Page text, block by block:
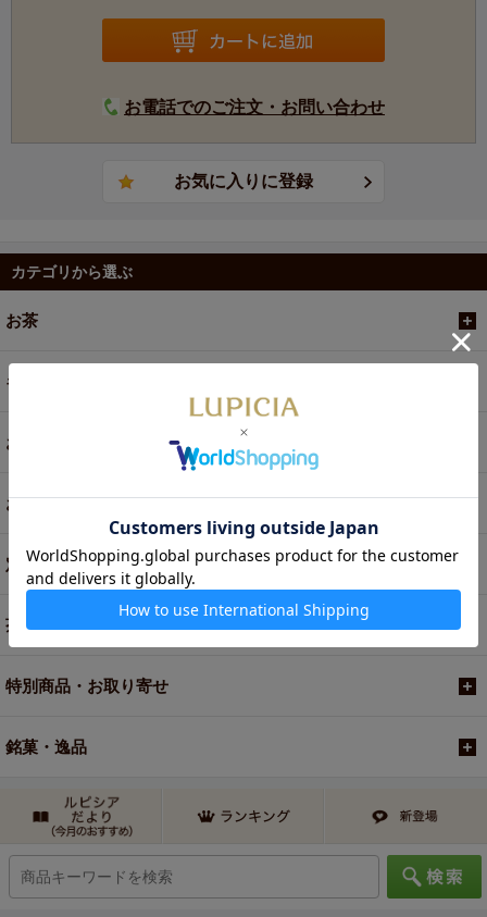
お電話でのご注文・お問い合わせ
カテゴリから選ぶ
お茶
ギフト
お菓子・食品・飲料
お買い得商品
定期便
茶器・オリジナルグッズ
特別商品・お取り寄せ
銘菓・逸品